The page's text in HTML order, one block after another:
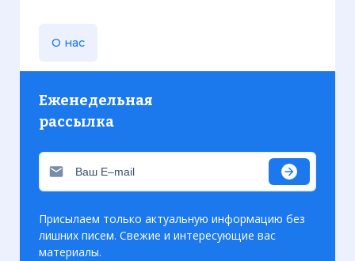
задолго до вспышки.
О нас
Еженедельная
рассылка
Присылаем только актуальную информацию без
лишних писем. Свежие и интересующие вас
материалы.